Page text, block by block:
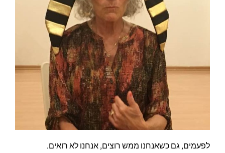
לפעמים, גם כשאנחנו ממש רוצים, אנחנו לא רואים.